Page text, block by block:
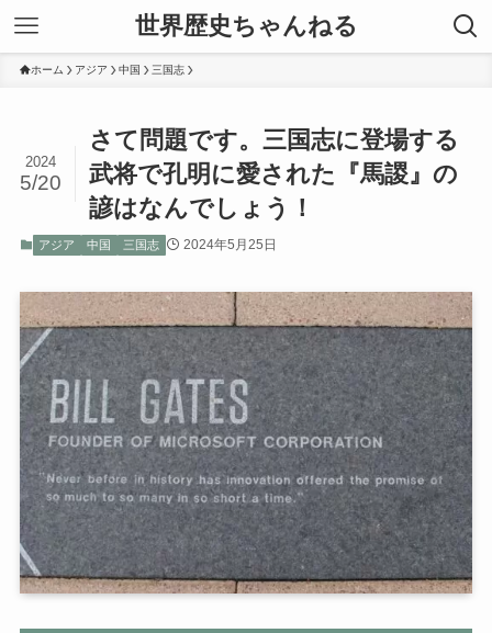
世界歴史ちゃんねる
ホーム アジア 中国 三国志
さて問題です。三国志に登場する
武将で孔明に愛された『馬謖』の
諺はなんでしょう！
2024
5/20
アジア 中国 三国志 2024年5月25日